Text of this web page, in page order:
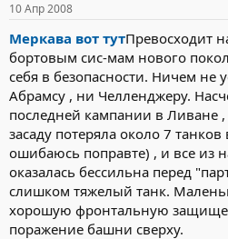
10 Апр 2008
Меркава вот тутПревосходит
бортовым сис-мам нового
себя в безопасности. Ничем не
Абрамсу , ни Челленджеру.
последней кампании в Ливане
засаду потеряла около 7
ошибаюсь поправте) , и все из
оказалась бессильна перед
слишком тяжелый танк.
хорошую фронтальную
поражение башни сверху.